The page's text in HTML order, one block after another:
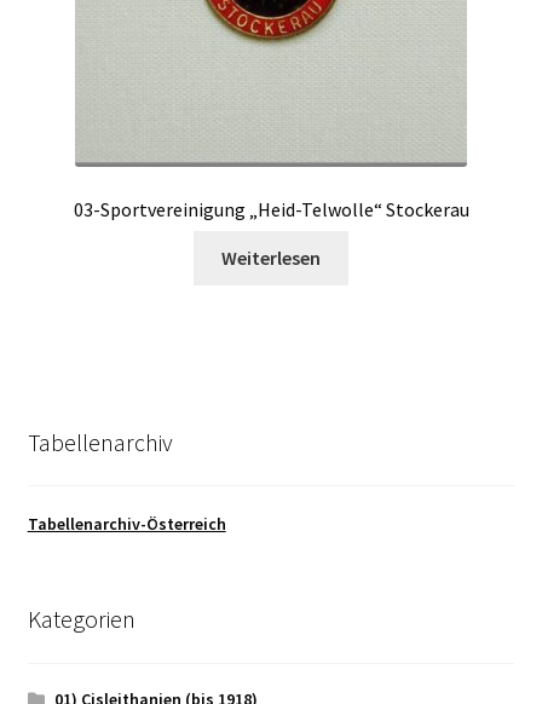
03-Sportvereinigung „Heid-Telwolle“ Stockerau
Weiterlesen
Tabellenarchiv
Tabellenarchiv-Österreich
Kategorien
01) Cisleithanien (bis 1918)